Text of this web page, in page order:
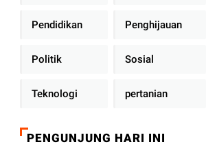
Pendidikan Penghijauan
Politik Sosial
Teknologi pertanian
PENGUNJUNG HARI INI